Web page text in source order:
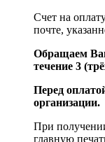
Счет на
почте,
Обращаем
течение 3
Перед
организации.
При
главную